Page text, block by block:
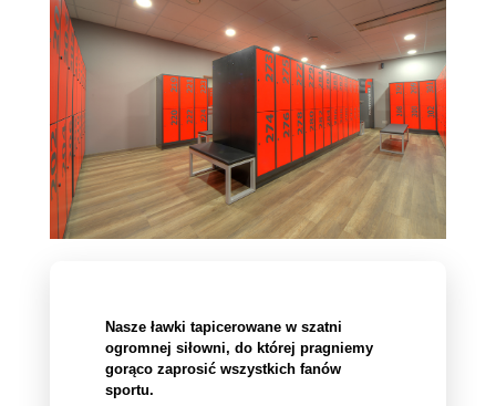
Nasze ławki tapicerowane w szatni
ogromnej siłowni, do której pragniemy
gorąco zaprosić wszystkich fanów
sportu.